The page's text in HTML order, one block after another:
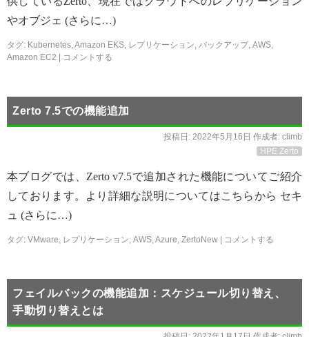
やオブジェ (さらに…)
タグ: Kubernetes,Amazon EKS, レプリケーション, バックアップ, AWS,
Amazon EC2
コメントする
Zerto 7.5での機能追加
投稿日: 2022年5月16日 作成者: climb
HPE Zerto
本ブログでは、Zerto v7.5で追加された機能についてご紹介
しております。より詳細な説明についてはこちらから セキ
ュ (さらに…)
タグ: VMware, レプリケーション, AWS,Azure, ZertoNew コメントする
フェイルバックの機能追加：スケジュール切り替え、
手動切り替えとは